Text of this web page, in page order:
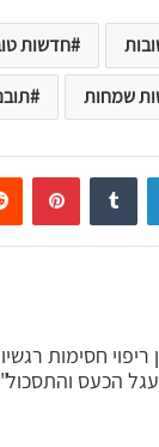
חדשות
שמחות
LinkedIn
Tumblr
ואמן ריפוי